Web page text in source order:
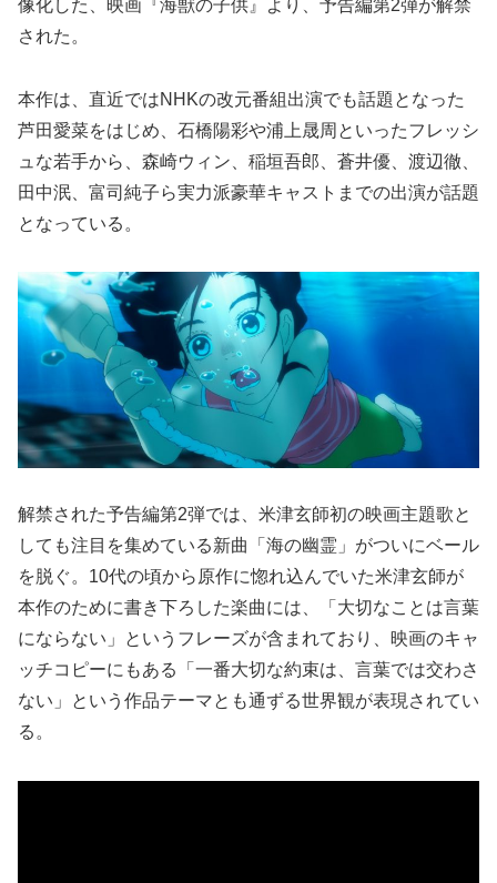
像化した、映画『海獣の子供』より、予告編第2弾が解禁
された。
本作は、直近ではNHKの改元番組出演でも話題となった
芦田愛菜をはじめ、石橋陽彩や浦上晟周といったフレッシ
ュな若手から、森崎ウィン、稲垣吾郎、蒼井優、渡辺徹、
田中泯、富司純子ら実力派豪華キャストまでの出演が話題
となっている。
解禁された予告編第2弾では、米津玄師初の映画主題歌と
しても注目を集めている新曲「海の幽霊」がついにベール
を脱ぐ。10代の頃から原作に惚れ込んでいた米津玄師が
本作のために書き下ろした楽曲には、「大切なことは言葉
にならない」というフレーズが含まれており、映画のキャ
ッチコピーにもある「一番大切な約束は、言葉では交わさ
ない」という作品テーマとも通ずる世界観が表現されてい
る。